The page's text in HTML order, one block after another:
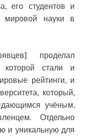
его студентов и
мировой науки в
проделал
которой стали и
рейтинги, и
который,
учёным,
Отдельно
и уникальную для